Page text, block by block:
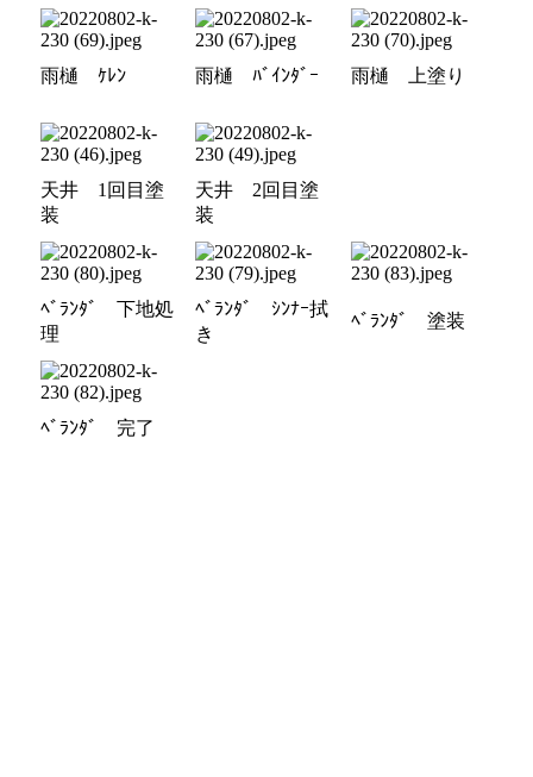
雨樋 ｹﾚﾝ 雨樋 ﾊﾞｲﾝﾀﾞｰ 雨樋 上塗り
天井 1回目塗
装
天井 2回目塗
装
ﾍﾞﾗﾝﾀﾞ 下地処
理
ﾍﾞﾗﾝﾀﾞ ｼﾝﾅｰ拭
き
ﾍﾞﾗﾝﾀﾞ 塗装
ﾍﾞﾗﾝﾀﾞ 完了